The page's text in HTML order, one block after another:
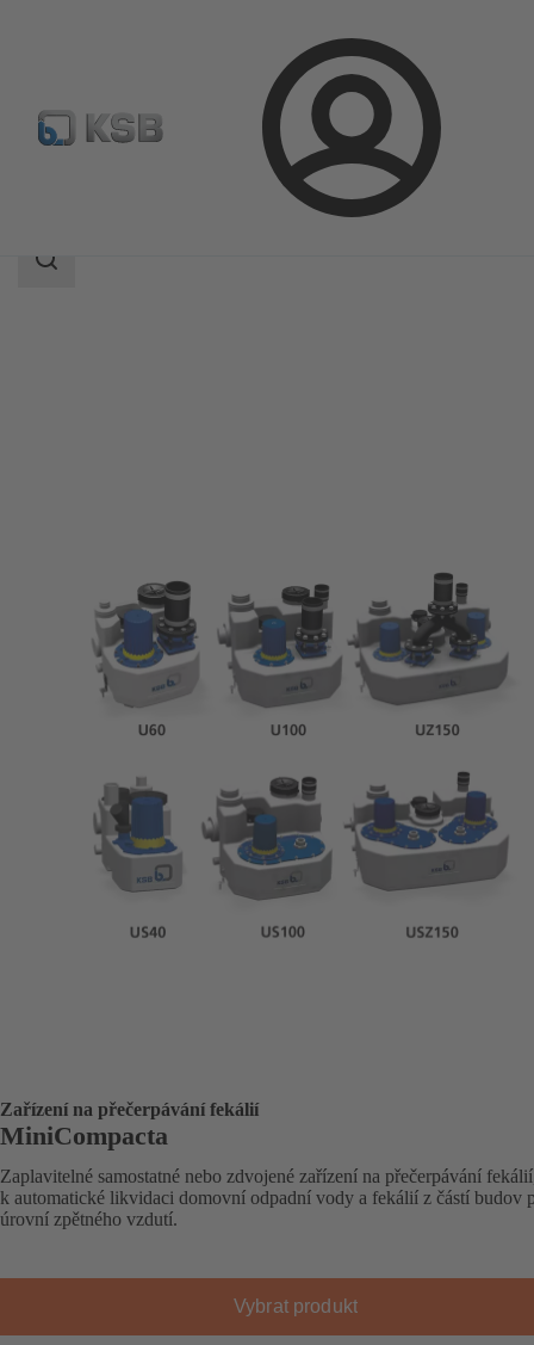
Přihlášení
MiniCompacta
Rozsah
Zařízení na přečerpávání fekálií
MiniCompacta
Zaplavitelné samostatné nebo zdvojené zařízení na přečerpávání
k automatické likvidaci domovní odpadní vody a fekálií z částí budov
úrovní zpětného vzdutí.
Vybrat produkt